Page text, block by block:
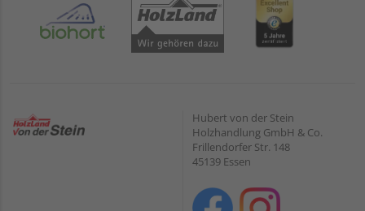
Hubert von der Stein
Holzhandlung GmbH & Co.
Frillendorfer Str. 148
45139 Essen